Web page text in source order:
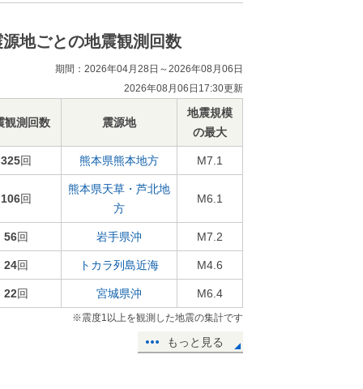
源地ごとの地震観測回数
期間：2026年04月28日～2026年08月06日
2026年08月06日17:30更新
観測回数 震源地
地震規模
の最大
325回 熊本県熊本地方 M7.1
106回
熊本県天草・芦北地
方
M6.1
56回 岩手県沖 M7.2
24回 トカラ列島近海 M4.6
22回 宮城県沖 M6.4
※震度1以上を観測した地震の集計です
もっと見る